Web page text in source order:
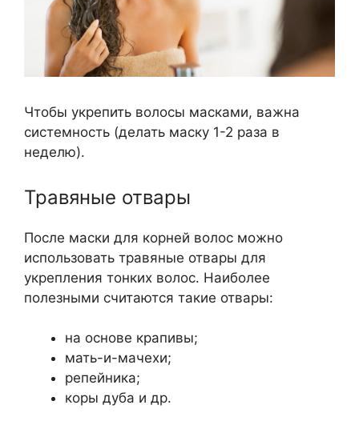
Чтобы укрепить волосы масками, важна
системность (делать маску 1-2 раза в
неделю).
Травяные отвары
После маски для корней волос можно
использовать травяные отвары для
укрепления тонких волос. Наиболее
полезными считаются такие отвары:
на основе крапивы;
мать-и-мачехи;
репейника;
коры дуба и др.